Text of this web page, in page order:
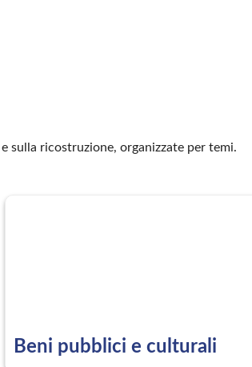
sulla ricostruzione, organizzate per temi.
Beni pubblici e culturali